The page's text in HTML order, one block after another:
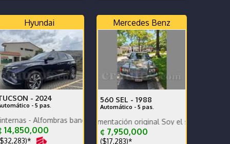
Hyundai
- 2024
- 5 pas.
bandeja - polarizado seguridad - un solo dueño
14,850,000
Mercedes Benz
560 SEL - 1988
Automático - 5 pas.
historial y documentación original Soy el segundo propietario.
¢ 7,950,000
($17,283)*